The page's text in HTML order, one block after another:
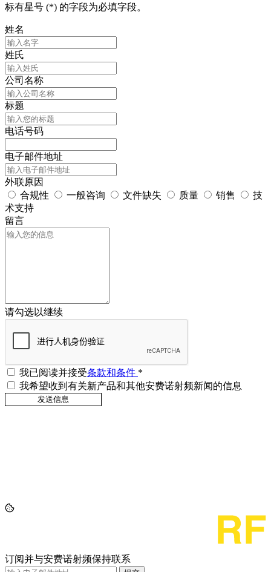
标有星号 (*) 的字段为必填字段。
姓名
姓氏
公司名称
标题
电话号码
电子邮件地址
外联原因
合规性
一般咨询 文件缺失 质量 销售
技
术支持
留言
请勾选以继续
我已阅读并接受条款和条件 *
我希望收到有关新产品和其他安费诺射频新闻的信息
订阅并与安费诺射频保持联系